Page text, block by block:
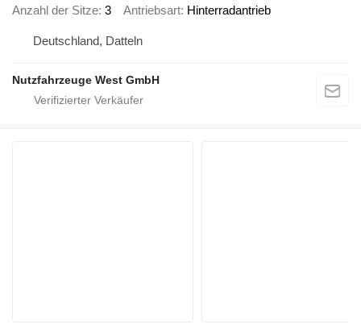
Anzahl der Sitze 3 Antriebsart Hinterradantrieb
Deutschland, Datteln
Nutzfahrzeuge West GmbH